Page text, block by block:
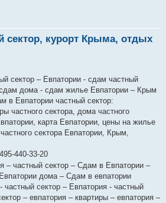
сектор, курорт Крыма, отдых
сектор – Евпатории - сдам частный
дома - сдам жилье Евпатории – Крым
в Евпатории частный сектор:
частного сектора, дома частного
карта Евпатории, цены на жилье
сектора Евпатории, Крым,
440-33-20
– частный сектор – Сдам в Евпатории –
дома – Сдам в евпатории
сектор – Евпатория - частный
– евпатория – квартиры – евпатория –